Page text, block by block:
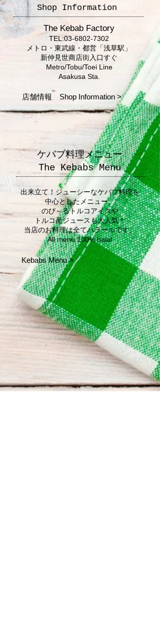
出来立て！ジューシーなケバブ料理を
中心としたメニュー、
のび～るトルコアイスや
トルコ産ジュースも大人気！
当店のお料理は全てハラールです。
All menu 100% halal
ケバブ料理メニュー
The Kebabs Menu
The Kebab Factory
TEL:03-6802-7302
メトロ・東武線・都営「浅草駅」
新仲見世商店街入口すぐ
Metro/Tobu/Toei Line
Asakusa Sta.
Shop Information
Kebabs Menu >
店舗情報 Shop Information >